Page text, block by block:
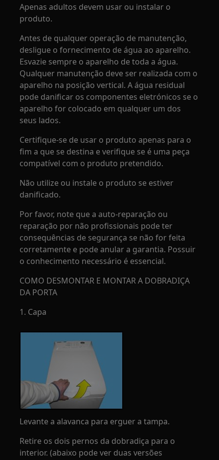
Apenas adultos devem usar ou instalar o
produto.
Antes de qualquer operação de manutenção,
desligue o fornecimento de água ao aparelho.
Esvazie sempre o aparelho de toda a água.
Qualquer manutenção deve ser realizada com o
aparelho na posição vertical. A água residual
pode danificar os componentes eletrónicos se o
aparelho for colocado em qualquer um dos
seus lados.
Certifique-se de usar o produto apenas para o
fim a que se destina e verifique se é uma peça
compatível com o produto pretendido.
Não utilize ou instale o produto se estiver
danificado.
Por favor, note que a auto-reparação ou
reparação por não profissionais pode ter
consequências de segurança se não for feita
corretamente e pode anular a garantia. Possuir
o conhecimento necessário é essencial.
COMO DESMONTAR E MONTAR A DOBRADIÇA
DA PORTA
1. Capa
Levante a alavanca para erguer a tampa.
Retire os dois pernos da dobradiça para o
interior. (abaixo pode ver duas versões